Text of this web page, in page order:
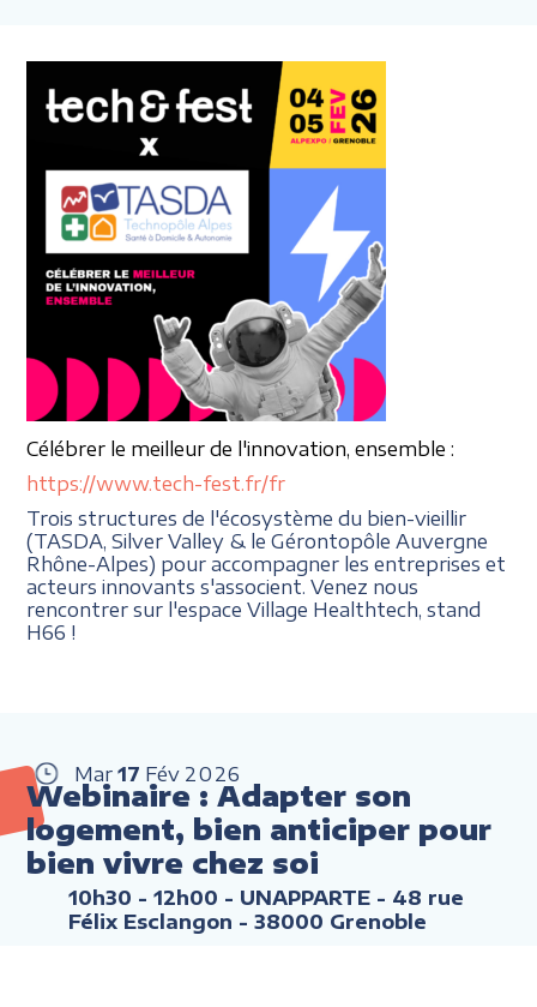
Célébrer le meilleurde l'innovation, ensemble :
https://www.tech-fest.fr/fr
Trois structures de l'écosystème du bien-vieillir
(TASDA, Silver Valley & le Gérontopôle Auvergne
Rhône-Alpes) pour accompagner les entreprises et
acteurs innovants s'associent. Venez nous
rencontrer sur l'espace Village Healthtech, stand
H66 !
Mar 17 Fév 2026
Webinaire : Adapter son
logement, bien anticiper pour
bien vivre chez soi
10h30 - 12h00 - UNAPPARTE - 48 rue
Félix Esclangon - 38000 Grenoble